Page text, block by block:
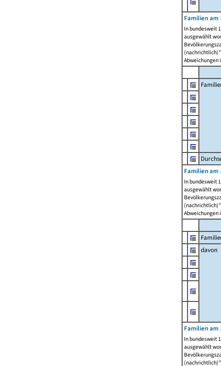
Familien am
In bundesweit
ausgewählt
Abweichungen
Familien am
In bundesweit
ausgewählt
Abweichungen
davon
Familien am
In bundesweit
ausgewählt